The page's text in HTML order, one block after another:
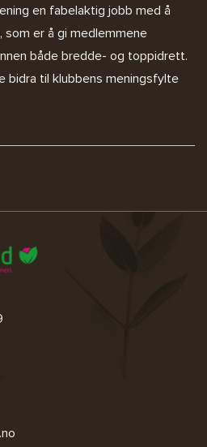
en fabelaktig jobb med å
som er å gi medlemmene
både bredde- og toppidrett.
bidra til klubbens meningsfylte